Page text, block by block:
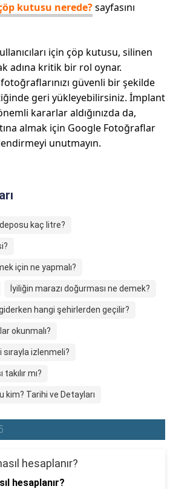
kutusu nerede?sayfasını
için çöp kutusu, silinen
adına kritik bir rol oynar.
güvenli bir şekilde
geri yükleyebilirsiniz. İmplant
kararlar aldığınızda da,
almak için Google Fotoğraflar
unutmayın.
kaç litre?
için ne yapmalı?
İyiliğin marazı doğurması ne demek?
hangi şehirlerden geçilir?
okunmalı?
izlenmeli?
mı?
kim? Tarihi ve Detayları
hesaplanır?